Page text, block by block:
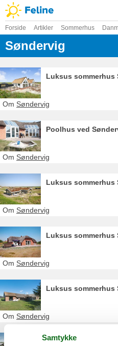
Forside Artikler Sommerhus
Søndervig
Luksus
Om Søndervig
Poolhus ved
Om Søndervig
Luksus sommerhus
Om Søndervig
Luksus sommerhus
Om Søndervig
Luksus sommerhus
Om Søndervig
Sommerhus
Samtykke